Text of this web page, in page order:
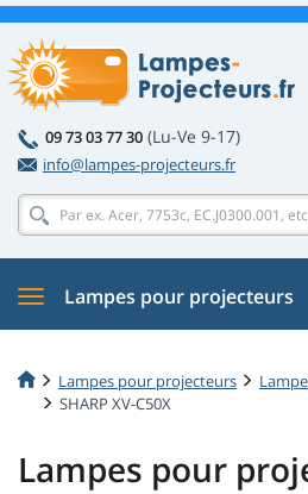
09 73 03 77 30 (Lu-Ve 9-17)
info@lampes-projecteurs.fr
Lampes pour projecteurs
Lampes pour projecteurs
SHARP XV-C50X
Lampes pour